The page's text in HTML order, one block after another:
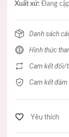
Xuất xứ: Đang
Danh sách
Hình thức
Cam kết đổi/
Cam kết